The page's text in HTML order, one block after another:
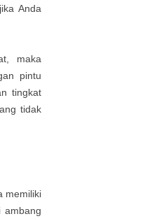
Anda
maka
pintu
tingkat
tidak
memiliki
ambang